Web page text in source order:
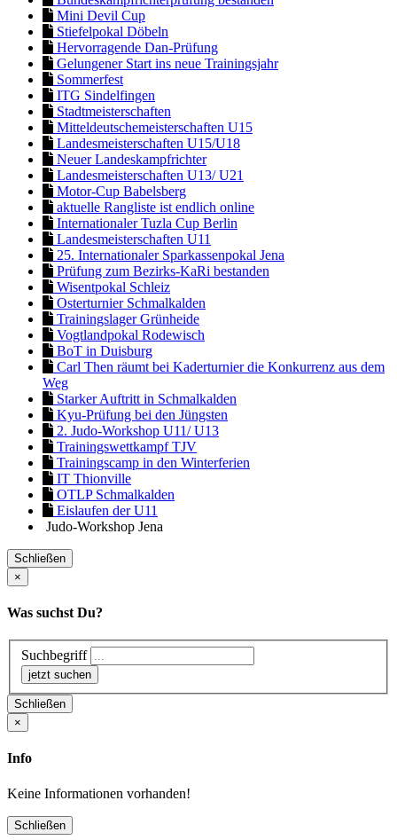
Mini Devil Cup
Stiefelpokal Döbeln
Hervorragende Dan-Prüfung
Gelungener Start ins neue Trainingsjahr
Sommerfest
ITG Sindelfingen
Stadtmeisterschaften
Mitteldeutschemeisterschaften U15
Landesmeisterschaften U15/U18
Neuer Landeskampfrichter
Landesmeisterschaften U13/ U21
Motor-Cup Babelsberg
aktuelle Rangliste ist endlich online
Internationaler Tuzla Cup Berlin
Landesmeisterschaften U11
25. Internationaler Sparkassenpokal Jena
Prüfung zum Bezirks-KaRi bestanden
Wisentpokal Schleiz
Osterturnier Schmalkalden
Trainingslager Grünheide
Vogtlandpokal Rodewisch
BoT in Duisburg
Carl Then räumt bei Kaderturnier die Konkurrenz aus dem
Weg
Starker Auftritt in Schmalkalden
Kyu-Prüfung bei den Jüngsten
2. Judo-Workshop U11/ U13
Trainingswettkampf TJV
Trainingscamp in den Winterferien
IT Thionville
OTLP Schmalkalden
Eislaufen der U11
Judo-Workshop Jena
Schließen
×
Was suchst Du?
Suchbegriff
Schließen
×
Info
Keine Informationen vorhanden!
Schließen